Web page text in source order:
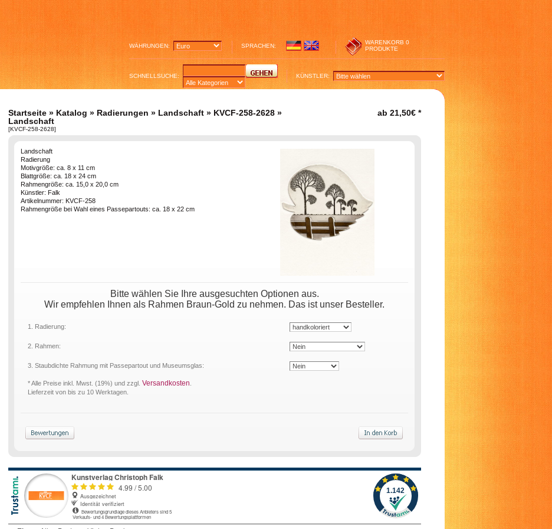
WÄHRUNGEN: SPRACHEN:
WARENKORB 0
PRODUKTE
SCHNELLSUCHE: KÜNSTLER:
Startseite » Katalog » Radierungen » Landschaft » KVCF-258-2628 »
Landschaft
[KVCF-258-2628]
ab 21,50€ *
Landschaft
Radierung
Motivgröße: ca. 8 x 11 cm
Blattgröße: ca. 18 x 24 cm
Rahmengröße: ca. 15,0 x 20,0 cm
Künstler: Falk
Artikelnummer: KVCF-258
Rahmengröße bei Wahl eines Passepartouts: ca. 18 x 22 cm
Bitte wählen Sie Ihre ausgesuchten Optionen aus.
Wir empfehlen Ihnen als Rahmen Braun-Gold zu nehmen. Das ist unser Besteller.
1. Radierung:
2. Rahmen:
3. Staubdichte Rahmung mit Passepartout und Museumsglas:
* Alle Preise inkl. Mwst. (19%) und zzgl. Versandkosten
Lieferzeit von bis zu 10 Werktagen.